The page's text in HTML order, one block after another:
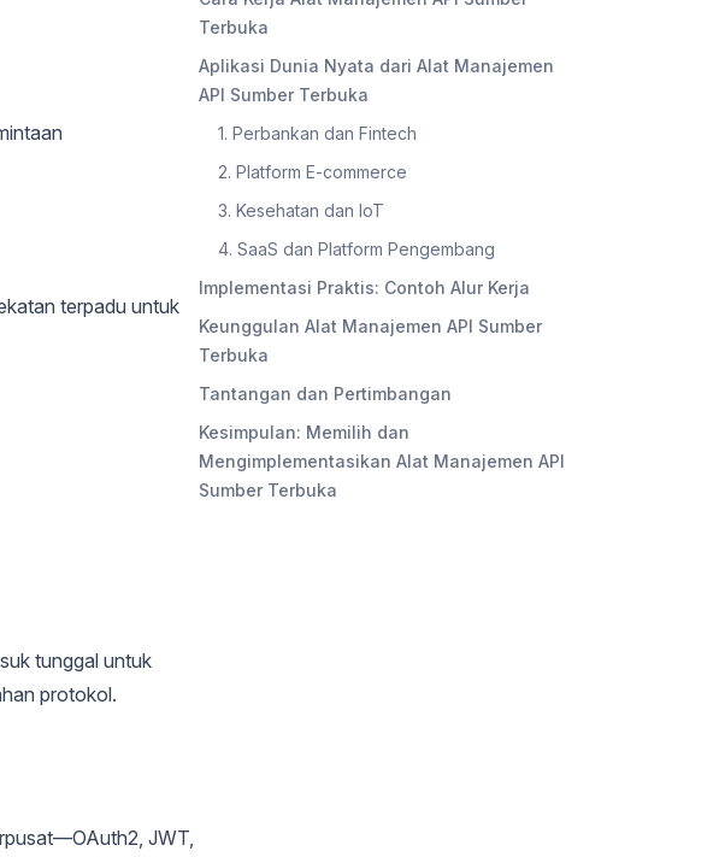
terpadu untuk
tunggal untuk
protokol.
JWT,
Terbuka
Aplikasi Dunia Nyata dari Alat Manajemen
API Sumber Terbuka
1. Perbankan dan Fintech
2. Platform E-commerce
3. Kesehatan dan IoT
4. SaaS dan Platform Pengembang
Implementasi Praktis: Contoh Alur Kerja
Keunggulan Alat Manajemen API Sumber
Terbuka
Tantangan dan Pertimbangan
Kesimpulan: Memilih dan
Mengimplementasikan Alat Manajemen API
Sumber Terbuka